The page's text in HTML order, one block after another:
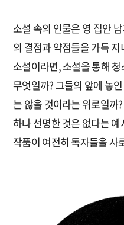
소설 속의 인물은 영 집안
의 결점과 약점들을 가득
소설이라면, 소설을 통해
무엇일까? 그들의 앞에 놓
는 않을 것이라는 위로일까
하나 선명한 것은 없다는
작품이 여전히 독자들을 사